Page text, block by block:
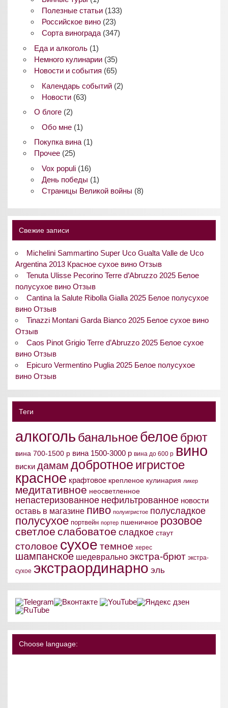
Полезные статьи(133)
Российское вино(23)
Сорта винограда(347)
Еда и алкоголь(1)
Немного кулинарии(35)
Новости и события (65)
Календарь событий(2)
Новости(63)
О блоге(2)
Обо мне(1)
Покупка вина(1)
Прочее(25)
Vox populi(16)
День победы (1)
Страницы Великой войны (8)
Свежие записи
Michelini Sammartino Super Uco Gualta Valle de Uco
Argentina 2013 Красное сухое вино Отзыв
Tenuta Ulisse Pecorino Terre d’Abruzzo 2025 Белое
полусухое вино Отзыв
Cantina la Salute Ribolla Gialla 2025 Белое полусухое
вино Отзыв
Tinazzi Montani Garda Bianco 2025 Белое сухое вино
Отзыв
Caos Pinot Grigio Terre d’Abruzzo 2025 Белое сухое
вино Отзыв
Epicuro Vermentino Puglia 2025 Белое полусухое
вино Отзыв
Теги
алкоголь банальноебелое брют
вина 700-1500 р вина 1500-3000 р вина до 600 р вино
виски дамам добротное игристое
красное крафтовое крепленое кулинария ликер
медитативное неосветленное
непастеризованное нефильтрованное новости
оставь в магазине пиво полуигристое полусладкое
полусухое портвейн портер пшеничное розовое
светлое слабоватое сладкое стаут
столовое сухое темное херес
шампанское шедеврально экстра-брют экстра-
сухое экстраординарно эль
Choose language: